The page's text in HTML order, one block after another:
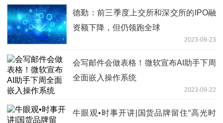
德勤：前三季度上交所和深交所的IPO融
资额下降，但仍领跑全球
2023-09-23
会写邮件会做表格！微软宣布AI助手下周
全面嵌入操作系统
2023-09-22
牛眼观•时事开讲|国货品牌留住“高光时